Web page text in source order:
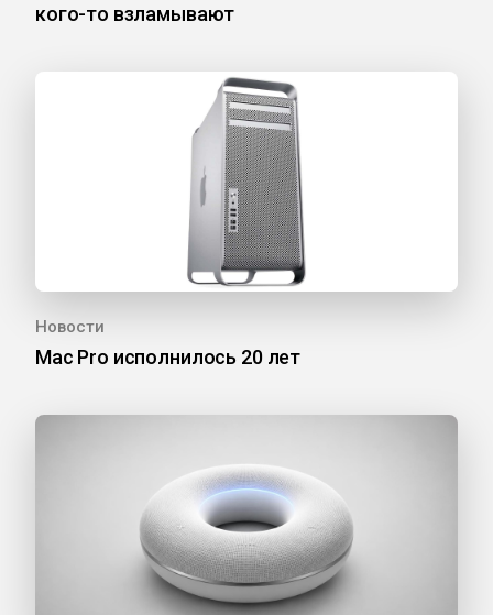
кого-то взламывают
Новости
Mac Pro исполнилось 20 лет